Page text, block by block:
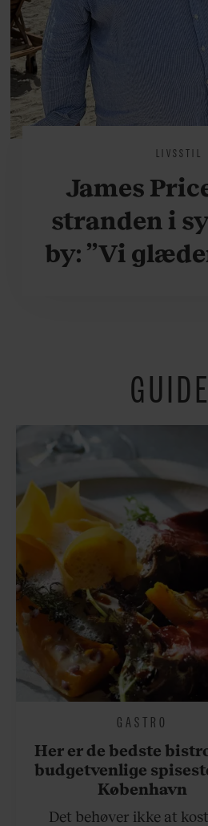
LIVSSTIL
James
stranden i
by: ”Vi
GASTRO
Her er de bedste
budgetvenlige
København
Det behøver ikke at